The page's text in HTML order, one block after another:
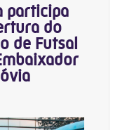
participa
do
de Futsal